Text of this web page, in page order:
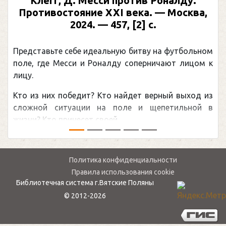
Противостояние XXI века. — Москва,
2024. — 457, [2] с.
Представьте себе идеальную битву на футбольном
поле, где Месси и Роналду соперничают лицом к
лицу.
Кто из них победит? Кто найдет верный выход из
сложной ситуации на поле и щепетильной в
жизни? Кто принесет своей ...
Политика конфиденциальности
Правила использования cookie
Библиотечная система г.Вятские Поляны
© 2012-2026